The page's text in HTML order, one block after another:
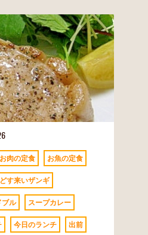
お肉の定食 お魚の定食
どす来いザンギ
ブル スープカレー
今日のランチ 出前